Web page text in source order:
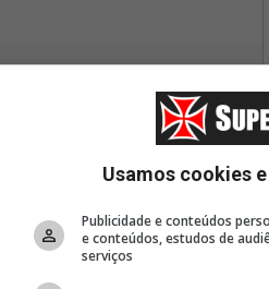
Usamos cookies
Publicidade e conteúdos
e conteúdos, estudos de
serviços